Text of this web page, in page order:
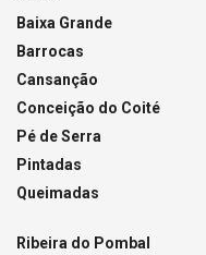
Baixa Grande
Barrocas
Cansanção
Conceição do Coité
Pé de Serra
Pintadas
Queimadas
Ribeira do Pombal